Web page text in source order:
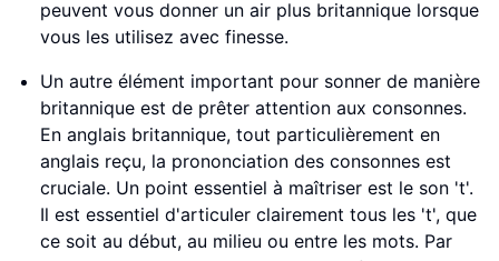
peuvent vous donner un air plus britannique lorsque
vous les utilisez avec finesse.
Un autre élément important pour sonner de manière
britannique est de prêter attention aux consonnes.
En anglais britannique, tout particulièrement en
anglais reçu, la prononciation des consonnes est
cruciale. Un point essentiel à maîtriser est le son 't'.
Il est essentiel d'articuler clairement tous les 't', que
ce soit au début, au milieu ou entre les mots. Par